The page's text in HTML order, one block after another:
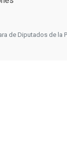
de Diputados de la